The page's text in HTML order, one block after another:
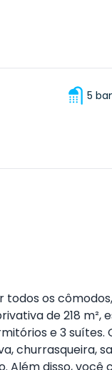
5
os
de 218 m²,
e 3
churrasqueira,
disso, você